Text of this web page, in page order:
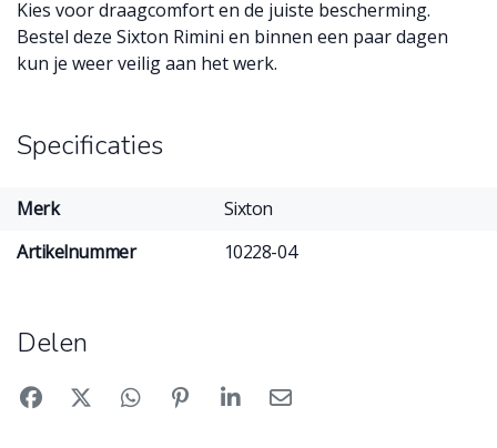
Kies voor draagcomfort en de juiste bescherming.
Bestel deze Sixton Rimini en binnen een paar dagen
kun je weer veilig aan het werk.
Specificaties
Merk
Sixton
Artikelnummer
10228-04
Delen